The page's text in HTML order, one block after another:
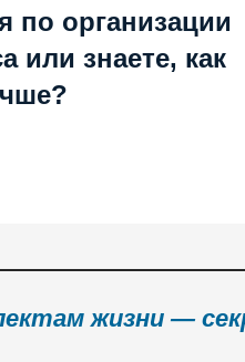
по организации
или знаете, как
жизни —